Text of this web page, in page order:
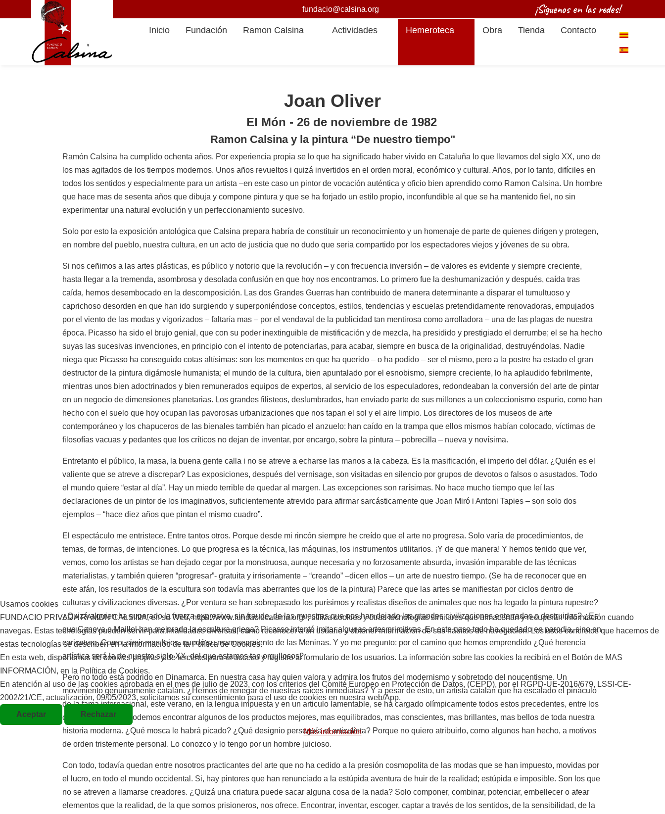
fundacio@calsina.org ¡Síguenos en las redes!
Inicio Fundación Ramon Calsina Actividades Hemeroteca Obra Tienda Contacto Seleccione
Joan Oliver
El Món - 26 de noviembre de 1982
Ramon Calsina y la pintura “De nuestro tiempo"
Ramón Calsina ha cumplido ochenta años. Por experiencia propia se lo que ha significado haber vivido en Cataluña lo que llevamos del siglo XX, uno de
los mas agitados de los tiempos modernos. Unos años revueltos i quizá invertidos en el orden moral, económico y cultural. Años, por lo tanto, difíciles en
todos los sentidos y especialmente para un artista –en este caso un pintor de vocación auténtica y oficio bien aprendido como Ramon Calsina. Un hombre
que hace mas de sesenta años que dibuja y compone pintura y que se ha forjado un estilo propio, inconfundible al que se ha mantenido fiel, no sin
experimentar una natural evolución y un perfeccionamiento sucesivo.
Solo por esto la exposición antológica que Calsina prepara habría de constituir un reconocimiento y un homenaje de parte de quienes dirigen y protegen,
en nombre del pueblo, nuestra cultura, en un acto de justicia que no dudo que seria compartido por los espectadores viejos y jóvenes de su obra.
Si nos ceñimos a las artes plásticas, es público y notorio que la revolución – y con frecuencia inversión – de valores es evidente y siempre creciente,
hasta llegar a la tremenda, asombrosa y desolada confusión en que hoy nos encontramos. Lo primero fue la deshumanización y después, caída tras
caída, hemos desembocado en la descomposición. Las dos Grandes Guerras han contribuido de manera determinante a disparar el tumultuoso y
caprichoso desorden en que han ido surgiendo y superponiéndose conceptos, estilos, tendencias y escuelas pretendidamente renovadoras, empujados
por el viento de las modas y vigorizados – faltaría mas – por el vendaval de la publicidad tan mentirosa como arrolladora – una de las plagas de nuestra
época. Picasso ha sido el brujo genial, que con su poder inextinguible de mistificación y de mezcla, ha presidido y prestigiado el derrumbe; el se ha hecho
suyas las sucesivas invenciones, en principio con el intento de potenciarlas, para acabar, siempre en busca de la originalidad, destruyéndolas. Nadie
niega que Picasso ha conseguido cotas altísimas: son los momentos en que ha querido – o ha podido – ser el mismo, pero a la postre ha estado el gran
destructor de la pintura digámosle humanista; el mundo de la cultura, bien apuntalado por el esnobismo, siempre creciente, lo ha aplaudido febrilmente,
mientras unos bien adoctrinados y bien remunerados equipos de expertos, al servicio de los especuladores, redondeaban la conversión del arte de pintar
en un negocio de dimensiones planetarias. Los grandes filisteos, deslumbrados, han enviado parte de sus millones a un coleccionismo espurio, como han
hecho con el suelo que hoy ocupan las pavorosas urbanizaciones que nos tapan el sol y el aire limpio. Los directores de los museos de arte
contemporáneo y los chapuceros de las bienales también han picado el anzuelo: han caído en la trampa que ellos mismos habían colocado, víctimas de
filosofías vacuas y pedantes que los críticos no dejan de inventar, por encargo, sobre la pintura – pobrecilla – nueva y novísima.
Entretanto el público, la masa, la buena gente calla i no se atreve a echarse las manos a la cabeza. Es la masificación, el imperio del dólar. ¿Quién es el
valiente que se atreve a discrepar? Las exposiciones, después del vernisage, son visitadas en silencio por grupos de devotos o falsos o asustados. Todo
el mundo quiere “estar al día”. Hay un miedo terrible de quedar al margen. Las excepciones son rarísimas. No hace mucho tiempo que leí las
declaraciones de un pintor de los imaginativos, suficientemente atrevido para afirmar sarcásticamente que Joan Miró i Antoni Tapies – son solo dos
ejemplos – “hace diez años que pintan el mismo cuadro”.
El espectáculo me entristece. Entre tantos otros. Porque desde mi rincón siempre he creído que el arte no progresa. Solo varía de procedimientos, de
temas, de formas, de intenciones. Lo que progresa es la técnica, las máquinas, los instrumentos utilitarios. ¡Y de que manera! Y hemos tenido que ver,
vemos, como los artistas se han dejado cegar por la monstruosa, aunque necesaria y no forzosamente absurda, invasión imparable de las técnicas
materialistas, y también quieren “progresar”- gratuita y irrisoriamente – “creando” –dicen ellos – un arte de nuestro tiempo. (Se ha de reconocer que en
este afán, los resultados de la escultura son todavía mas aberrantes que los de la pintura) Parece que las artes se manifiestan por ciclos dentro de
culturas y civilizaciones diversas. ¿Por ventura se han sobrepasado los purísimos y realistas diseños de animales que nos ha legado la pintura rupestre?
¿Quizá alguien ha superado la fuerza expresiva, sin fraude, de las muestras que nos han dejado las grandes civilizaciones enterradas o destruidas? ¿Es
que Canova o Maillol han mejorado la escultura griega? Picasso intentó imitar algunas artes primitivas. En este caso todo ha quedado en parodia, sino en
caricatura. Como, sin ir mas lejos, quedó su manoseamiento de las Meninas. Y yo me pregunto: por el camino que hemos emprendido ¿Qué herencia
artística será la de nuestro siglo XX, del que estamos tan orgullosos?
Pero no todo está podrido en Dinamarca. En nuestra casa hay quien valora y admira los frutos del modernismo y sobretodo del noucentisme. Un
movimiento genuinamente catalán. ¿Hemos de renegar de nuestras raíces inmediatas? Y a pesar de esto, un artista catalán que ha escalado el pináculo
de la fama internacional, este verano, en la lengua impuesta y en un articulo lamentable, se ha cargado olímpicamente todos estos precedentes, entre los
cuales – digo yo – podemos encontrar algunos de los productos mejores, mas equilibrados, mas conscientes, mas brillantes, mas bellos de toda nuestra
historia moderna. ¿Qué mosca le habrá picado? ¿Qué designio perseguía el articulista? Porque no quiero atribuirlo, como algunos han hecho, a motivos
de orden tristemente personal. Lo conozco y lo tengo por un hombre juicioso.
Con todo, todavía quedan entre nosotros practicantes del arte que no ha cedido a la presión cosmopolita de las modas que se han impuesto, movidas por
el lucro, en todo el mundo occidental. Si, hay pintores que han renunciado a la estúpida aventura de huir de la realidad; estúpida e imposible. Son los que
no se atreven a llamarse creadores. ¿Quizá una criatura puede sacar alguna cosa de la nada? Solo componer, combinar, potenciar, embellecer o afear
elementos que la realidad, de la que somos prisioneros, nos ofrece. Encontrar, inventar, escoger, captar a través de los sentidos, de la sensibilidad, de la
Usamos cookies
FUNDACIO PRIVADA RAMON CALSINA, en su Web, https://www.fundaciocalsina.org/ , utiliza cookies y otras tecnologías similares que almacenan y recuperan información cuando
navegas. Estas tecnologías pueden servir para finalidades diversas, como reconocer a un usuario y obtener información de sus hábitos de navegación. Los usos concretos que hacemos de
estas tecnologías se describen en la información de la Política de Cookies.
En esta web, disponemos de cookies propias y de terceros para el acceso y registro al formulario de los usuarios. La información sobre las cookies la recibirá en el Botón de MAS
INFORMACIÓN, en la Política de Cookies.
En atención al uso de las cookies aprobada en el mes de julio de 2023, con los criterios del Comité Europeo en Protección de Datos, (CEPD), por el RGPD-UE-2016/679, LSSI-CE-
2002/21/CE, actualización, 09/05/2023, solicitamos su consentimiento para el uso de cookies en nuestra web/App.
Aceptar
Rechazar
Más información